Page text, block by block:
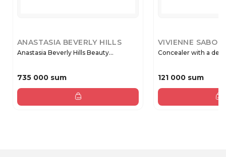
ANASTASIA BEVERLY HILLS
Anastasia Beverly Hills Beauty...
735 000 sum
VIVIENNE SABO
Concealer with a
121 000 sum